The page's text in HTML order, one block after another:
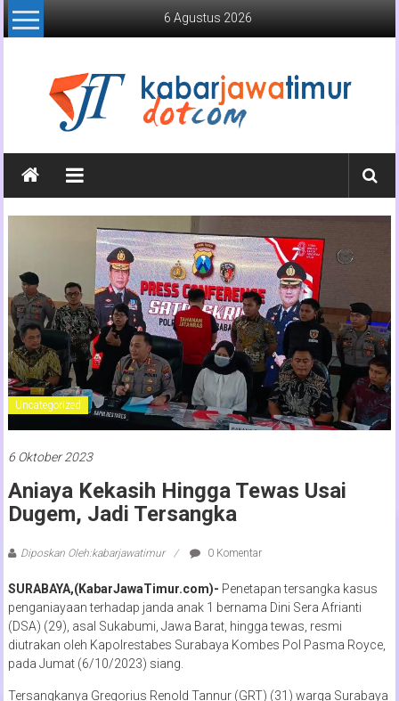
Lompat
ke
6 Agustus 2026
Kabar
Jawa
Timur
Online
Jawa
Timur
Uncategorized
6 Oktober 2023
Aniaya Kekasih Hingga Tewas Usai
Dugem, Jadi Tersangka
Diposkan Oleh:kabarjawatimur 0 Komentar
SURABAYA,(KabarJawaTimur.com)- Penetapan tersangka kasus
penganiayaan terhadap janda anak 1 bernama Dini Sera Afrianti
(DSA) (29), asal Sukabumi, Jawa Barat, hingga tewas, resmi
diutrakan oleh Kapolrestabes Surabaya Kombes Pol Pasma Royce,
pada Jumat (6/10/2023) siang.
Tersangkanya Gregorius Renold Tannur (GRT) (31) warga Surabaya